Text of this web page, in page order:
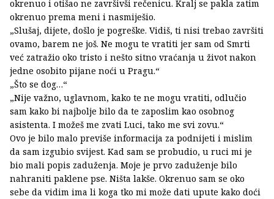
okrenuo i otišao ne završivši rečenicu. Kralj se pakla zatim
okrenuo prema meni i nasmiješio.
„Slušaj, dijete, došlo je pogreške. Vidiš, ti nisi trebao završiti
ovamo, barem ne još. Ne mogu te vratiti jer sam od Smrti
već zatražio oko tristo i nešto sitno vraćanja u život nakon
jedne osobito pijane noći u Pragu.“
„Što se dog…“
„Nije važno, uglavnom, kako te ne mogu vratiti, odlučio
sam kako bi najbolje bilo da te zaposlim kao osobnog
asistenta. I možeš me zvati Luci, tako me svi zovu.“
Ovo je bilo malo previše informacija za podnijeti i mislim
da sam izgubio svijest. Kad sam se probudio, u ruci mi je
bio mali popis zaduženja. Moje je prvo zaduženje bilo
nahraniti paklene pse. Ništa lakše. Okrenuo sam se oko
sebe da vidim ima li koga tko mi može dati upute kako doći